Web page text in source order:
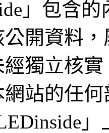
」包含
開資料
獨立核
站的任